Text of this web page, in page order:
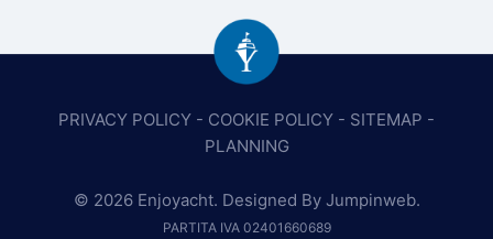
PRIVACY POLICY - COOKIE POLICY - SITEMAP -
PLANNING
© 2026 Enjoyacht. Designed By Jumpinweb.
PARTITA IVA 02401660689